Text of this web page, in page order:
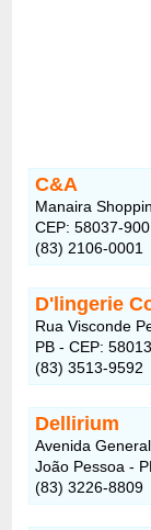
C&A
Manaira
CEP: 58037-900
(83) 2106-0001
D'lingerie
Rua Visconde
PB - CEP:
(83) 3513-9592
Dellirium
Avenida
João Pessoa -
(83) 3226-8809